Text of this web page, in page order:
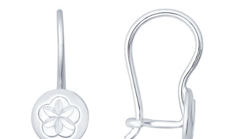
Защита от автоматической регистрации